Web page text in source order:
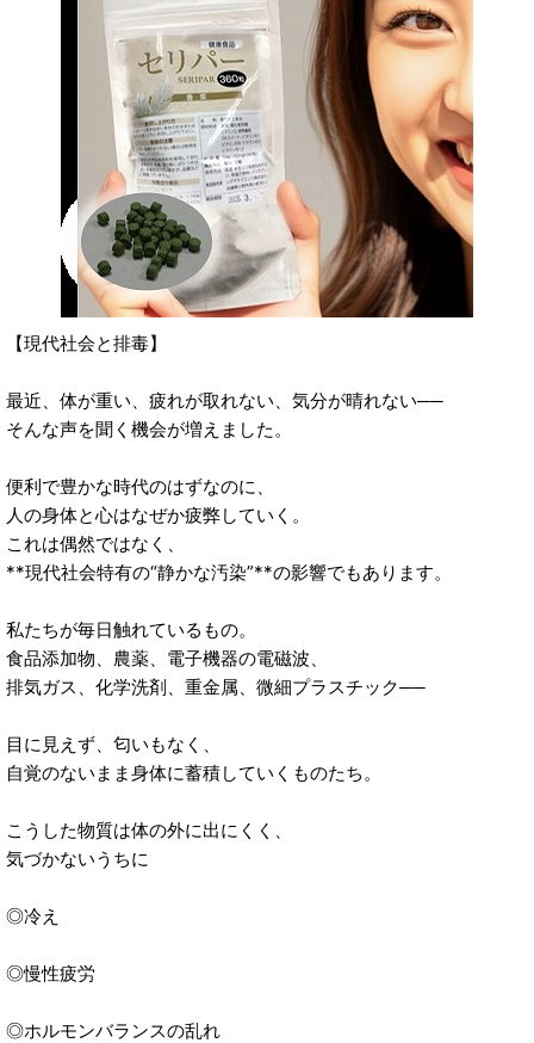
【現代社会と排毒】
最近、体が重い、疲れが取れない、気分が晴れない──
そんな声を聞く機会が増えました。
便利で豊かな時代のはずなのに、
人の身体と心はなぜか疲弊していく。
これは偶然ではなく、
**現代社会特有の“静かな汚染”**の影響でもあります。
私たちが毎日触れているもの。
食品添加物、農薬、電子機器の電磁波、
排気ガス、化学洗剤、重金属、微細プラスチック──
目に見えず、匂いもなく、
自覚のないまま身体に蓄積していくものたち。
こうした物質は体の外に出にくく、
気づかないうちに
◎冷え
◎慢性疲労
◎ホルモンバランスの乱れ